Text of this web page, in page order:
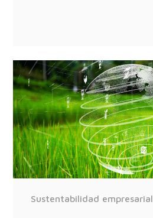
Sustentabilidad empresarial